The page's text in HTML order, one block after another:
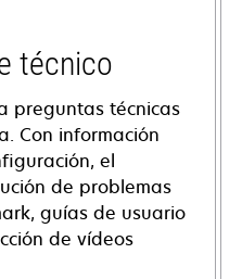
técnico
preguntas técnicas
Con información
el
de problemas
guías de usuario
de vídeos